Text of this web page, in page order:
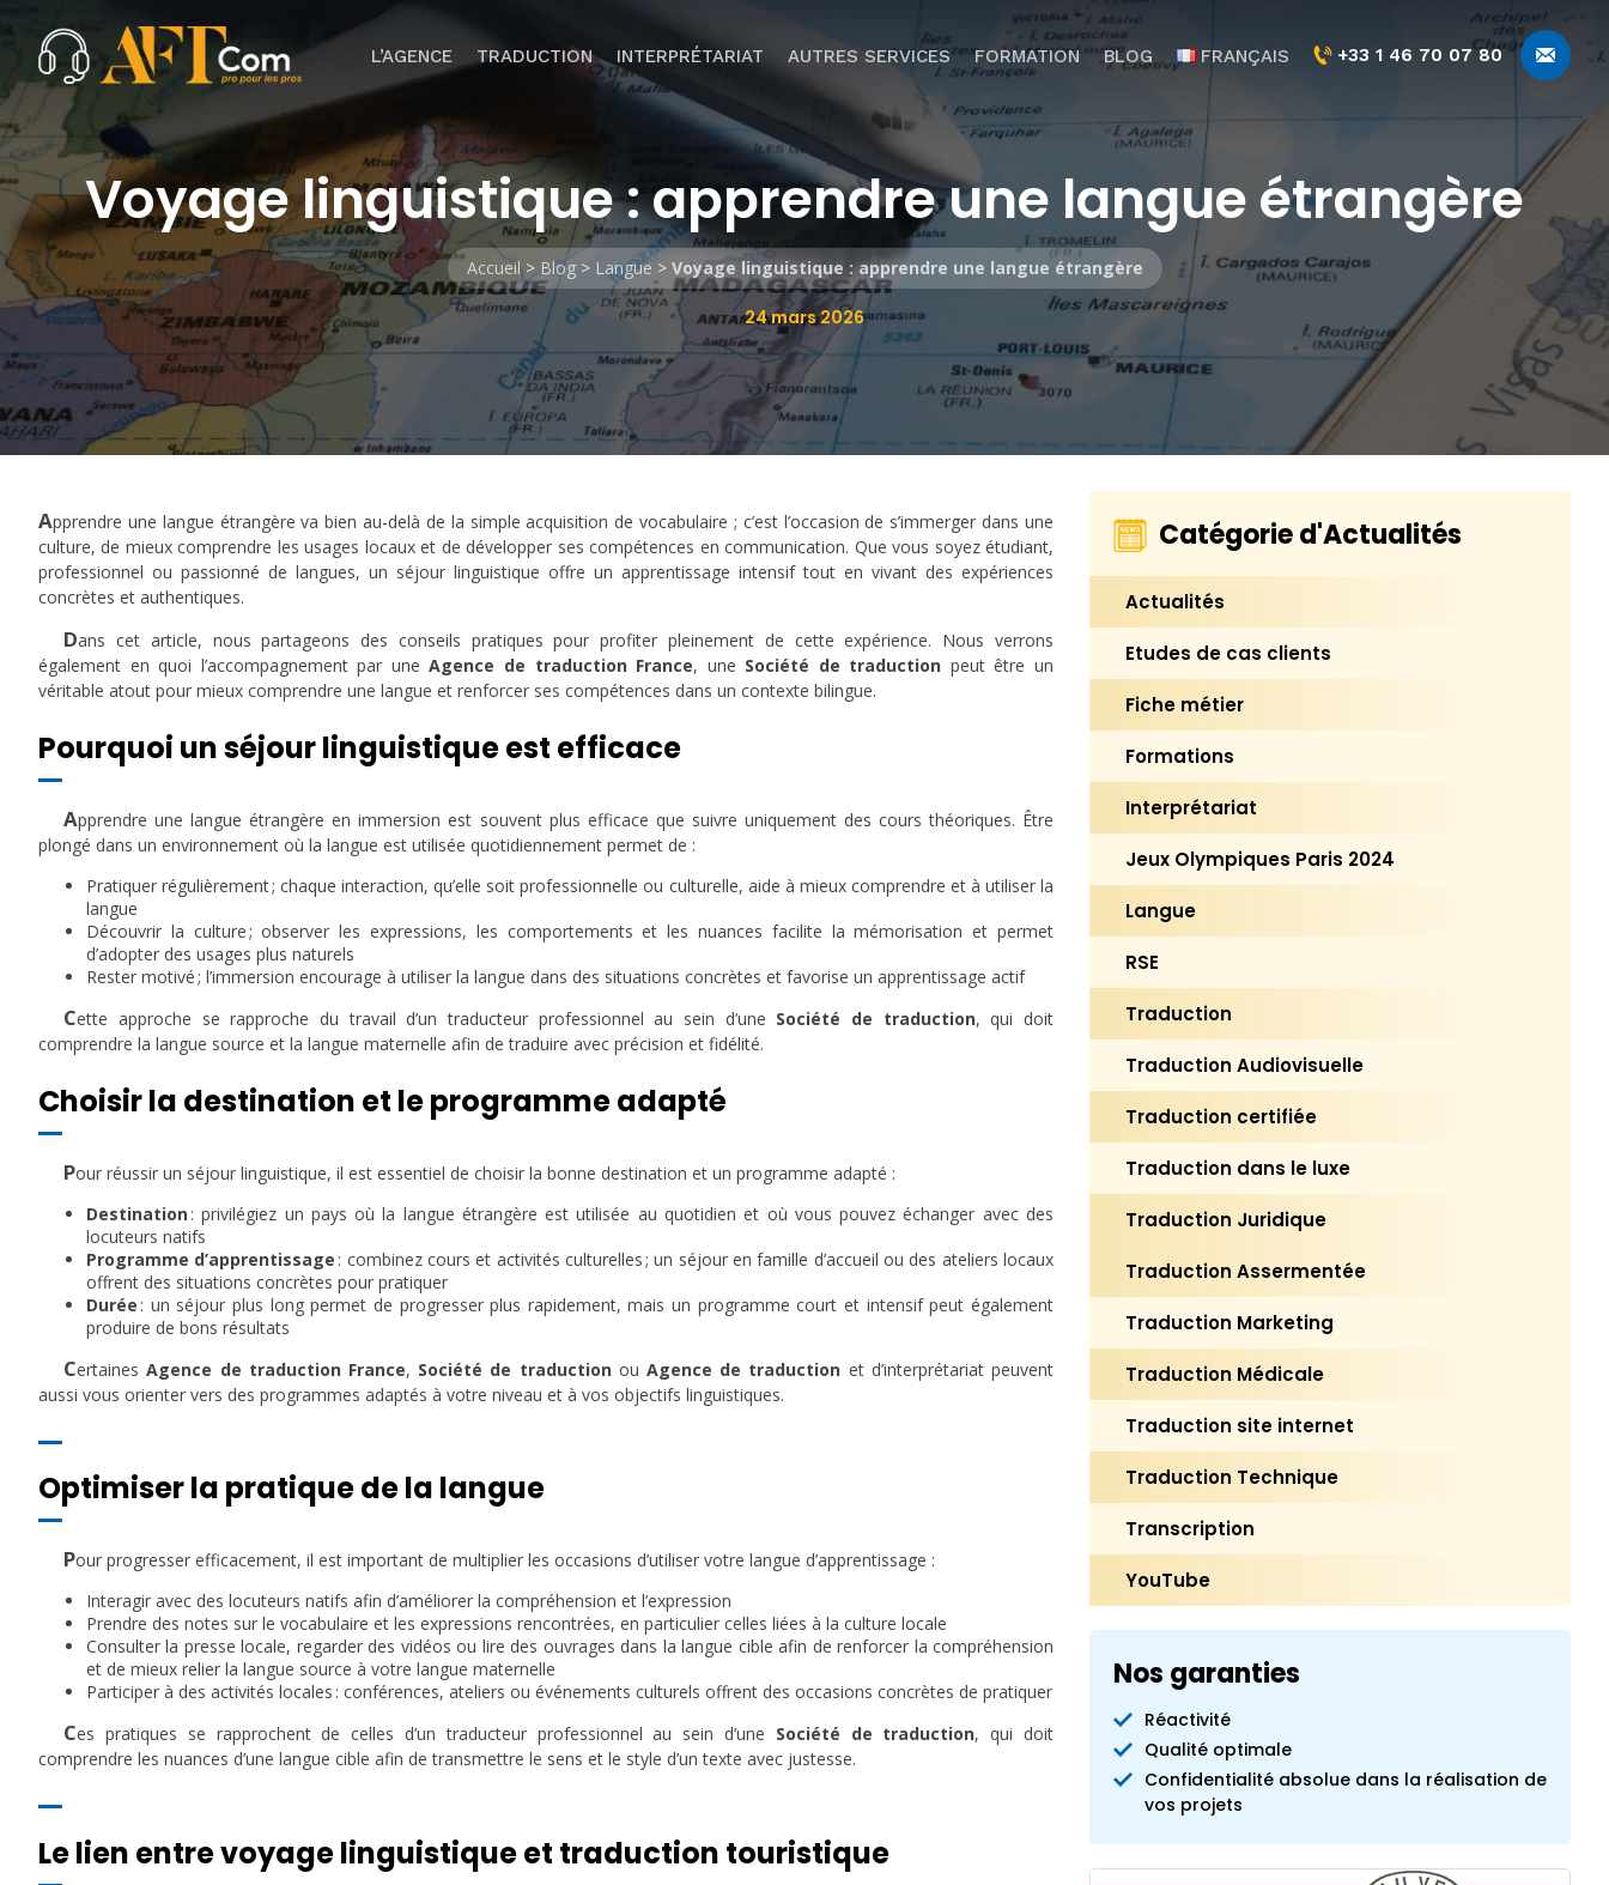
L’AGENCE TRADUCTION INTERPRÉTARIAT AUTRES SERVICES FORMATION BLOG FRANÇAIS +33 1 46 70 07 80
Voyage linguistique : apprendre une langue étrangère
Accueil> Blog> Langue > Voyage linguistique : apprendre une langue étrangère
24 mars 2026
Apprendre une langue étrangère va bien au-delà de la simple acquisition de vocabulaire ; c’est l’occasion de s’immerger dans une
culture, de mieux comprendre les usages locaux et de développer ses compétences en communication. Que vous soyez étudiant,
professionnel ou passionné de langues, un séjour linguistique offre un apprentissage intensif tout en vivant des expériences
concrètes et authentiques.
Dans cet article, nous partageons des conseils pratiques pour profiter pleinement de cette expérience. Nous verrons
également en quoi l’accompagnement par uneAgence de traduction France, une Société de traduction peut être un
véritable atout pour mieux comprendre une langue et renforcer ses compétences dans un contexte bilingue.
Pourquoi un séjour linguistique est efficace
Apprendre une langue étrangère en immersion est souvent plus efficace que suivre uniquement des cours théoriques. Être
plongé dans un environnement où la langue est utilisée quotidiennement permet de :
Pratiquer régulièrement ; chaque interaction, qu’elle soit professionnelle ou culturelle, aide à mieux comprendre et à utiliser la
langue
Découvrir la culture ; observer les expressions, les comportements et les nuances facilite la mémorisation et permet
d’adopter des usages plus naturels
Rester motivé ; l’immersion encourage à utiliser la langue dans des situations concrètes et favorise un apprentissage actif
Cette approche se rapproche du travail d’un traducteur professionnel au sein d’une Société de traduction, qui doit
comprendre la langue source et la langue maternelle afin de traduire avec précision et fidélité.
Choisir la destination et le programme adapté
Pour réussir un séjour linguistique, il est essentiel de choisir la bonne destination et un programme adapté :
Destination: privilégiez un pays où la langue étrangère est utilisée au quotidien et où vous pouvez échanger avec des
locuteurs natifs
Programme d’apprentissage : combinez cours et activités culturelles ; un séjour en famille d’accueil ou des ateliers locaux
offrent des situations concrètes pour pratiquer
Durée : un séjour plus long permet de progresser plus rapidement, mais un programme court et intensif peut également
produire de bons résultats
CertainesAgence de traduction France, Société de traductionouAgence de traduction et d’interprétariat peuvent
aussi vous orienter vers des programmes adaptés à votre niveau et à vos objectifs linguistiques.
Optimiser la pratique de la langue
Pour progresser efficacement, il est important de multiplier les occasions d’utiliser votre langue d’apprentissage :
Interagir avec des locuteurs natifs afin d’améliorer la compréhension et l’expression
Prendre des notes sur le vocabulaire et les expressions rencontrées, en particulier celles liées à la culture locale
Consulter la presse locale, regarder des vidéos ou lire des ouvrages dans la langue cible afin de renforcer la compréhension
et de mieux relier la langue source à votre langue maternelle
Participer à des activités locales : conférences, ateliers ou événements culturels offrent des occasions concrètes de pratiquer
Ces pratiques se rapprochent de celles d’un traducteur professionnel au sein d’une Société de traduction, qui doit
comprendre les nuances d’une langue cible afin de transmettre le sens et le style d’un texte avec justesse.
Le lien entre voyage linguistique et traduction touristique
Catégorie d'Actualités
Actualités
Etudes de cas clients
Fiche métier
Formations
Interprétariat
Jeux Olympiques Paris 2024
Langue
RSE
Traduction
Traduction Audiovisuelle
Traduction certifiée
Traduction dans le luxe
Traduction Juridique
Traduction Assermentée
Traduction Marketing
Traduction Médicale
Traduction site internet
Traduction Technique
Transcription
YouTube
Nos garanties
Réactivité
Qualité optimale
Confidentialité absolue dans la réalisation de
vos projets